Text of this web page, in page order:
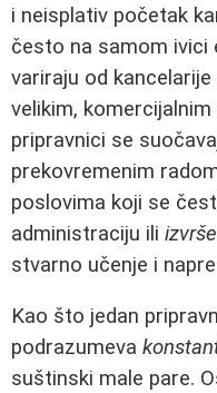
i neisplativ početak
često na samom ivici
variraju od
velikim,
pripravnici se
prekovremenim
poslovima koji se
administraciju ili
stvarno učenje i
Kao što jedan
podrazumeva
suštinski male pare.